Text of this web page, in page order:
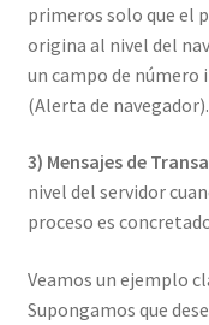
primeros solo que el
origina al nivel del
un campo de
(Alerta de navegador).
3) Mensajes de
nivel del servidor
proceso es
Veamos un ejemplo
Supongamos que